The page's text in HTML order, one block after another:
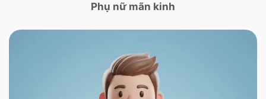
Phụ nữ mãn kinh